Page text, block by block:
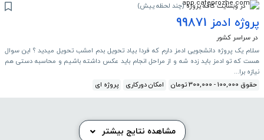
در وبسایت کافه پروژه (چند لحظه پیش)
پروژه ادمز 99871
در سراسر کشور
سلام یک پروژه دانشجویی ادمز دارم که فردا بیاد تحویل بدم امشب تحویل میدید ؟ این سوال
هست که تو ادمز باید زده شه و از مراحل انجام باید عکس داشته باشیم و محاسبه دستی هم
نیازه برا...
حقوق 100,000 - 300,000 تومان
امکان دورکاری پروژه ای
مشاهده نتایج بیشتر